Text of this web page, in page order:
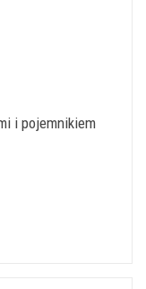
i pojemnikiem